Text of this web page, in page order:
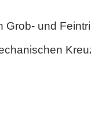
Grob- und